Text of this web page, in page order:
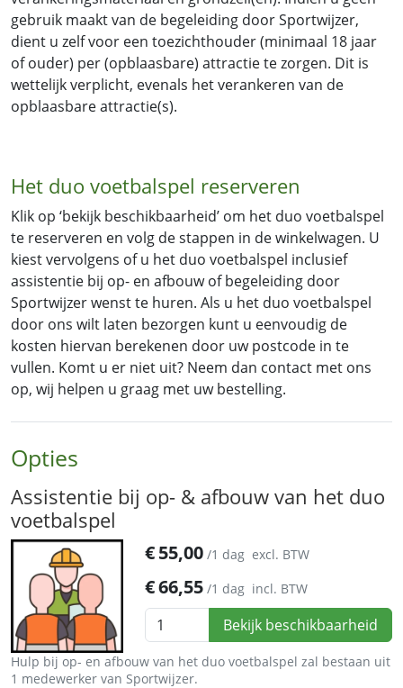
gebruik maakt van de begeleiding door Sportwijzer,
dient u zelf voor een toezichthouder (minimaal 18 jaar
of ouder) per (opblaasbare) attractie te zorgen. Dit is
wettelijk verplicht, evenals het verankeren van de
opblaasbare attractie(s).
Het duo voetbalspel reserveren
Klik op ‘bekijk beschikbaarheid’ om het duo voetbalspel
te reserveren en volg de stappen in de winkelwagen. U
kiest vervolgens of u het duo voetbalspel inclusief
assistentie bij op- en afbouw of begeleiding door
Sportwijzer wenst te huren. Als u het duo voetbalspel
door ons wilt laten bezorgen kunt u eenvoudig de
kosten hiervan berekenen door uw postcode in te
vullen. Komt u er niet uit? Neem dan contact met ons
op, wij helpen u graag met uw bestelling.
Opties
Assistentie bij op- & afbouw van het duo
voetbalspel
€55,00 /1 dag excl. BTW
€66,55 /1 dag incl. BTW
Bekijk beschikbaarheid
Hulp bij op- en afbouw van het duo voetbalspel zal bestaan uit
1 medewerker van Sportwijzer.